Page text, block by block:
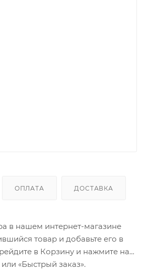
ОПЛАТА ДОСТАВКА
в нашем интернет-магазине
товар и добавьте его в
в Корзину и нажмите на
«Быстрый заказ».